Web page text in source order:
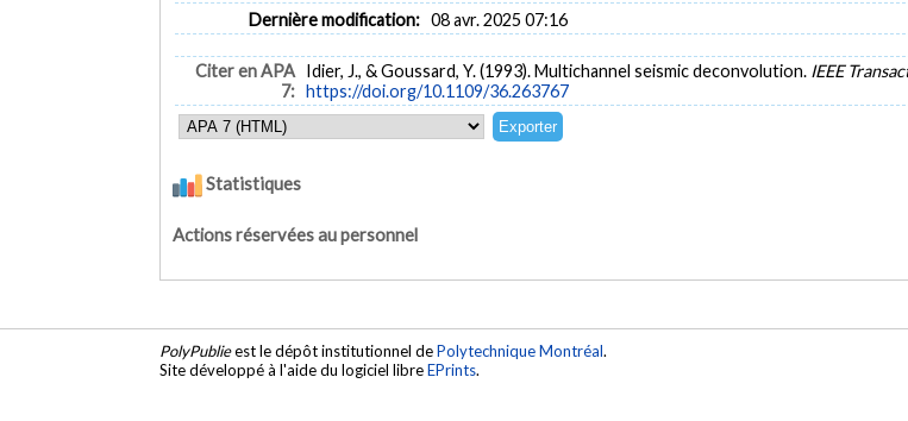
Dernière modification: 08 avr. 2025 07:16
Citer en APA
7:
Idier, J., & Goussard, Y. (1993). Multichannel seismic deconvolution. IEEE
https://doi.org/10.1109/36.263767
Statistiques
Actions réservées au personnel
PolyPublieest le dépôt institutionnel dePolytechnique Montréal.
Site développé à l'aide du logiciel libreEPrints.